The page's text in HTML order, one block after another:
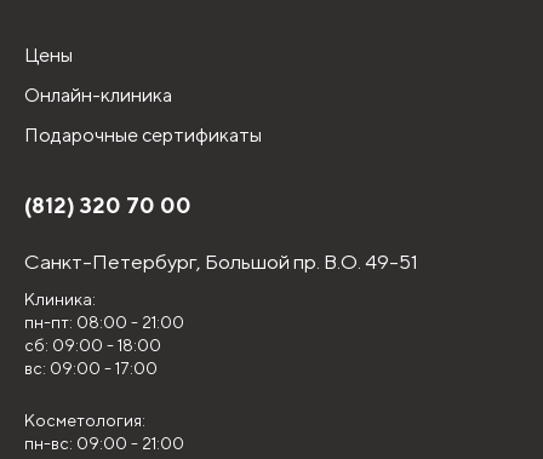
Цены
Онлайн-клиника
Подарочные сертификаты
(812) 320 70 00
Санкт-Петербург, Большой пр. В.О. 49-51
Клиника:
пн-пт: 08:00 - 21:00
сб: 09:00 - 18:00
вс: 09:00 - 17:00
Косметология:
пн-вс: 09:00 - 21:00